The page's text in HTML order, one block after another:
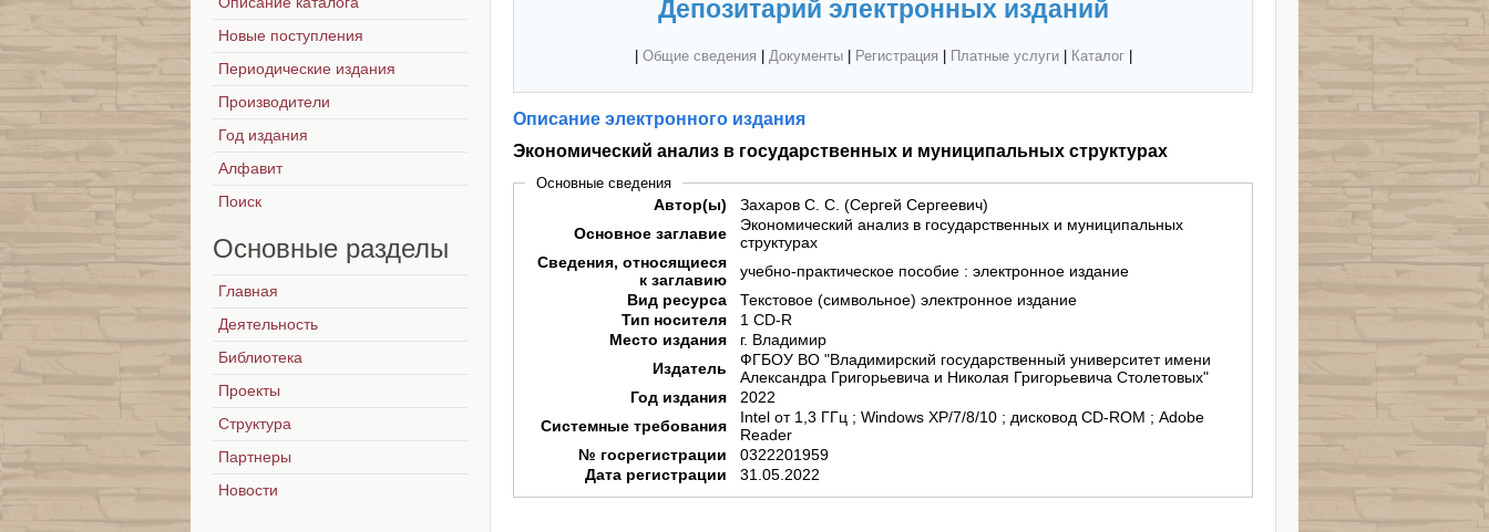
Депозитарий электронных изданий
Общие сведения Документы| Регистрация Платные услуги| Каталог|
Описание электронного издания
Экономический анализ в государственных и муниципальных структурах
Основные сведения
Автор(ы)
Захаров С. С. (Сергей Сергеевич)
Основное заглавие
Экономический анализ в государственных и муниципальных
структурах
Сведения, относящиеся
к заглавию
учебно-практическое пособие : электронное издание
Вид ресурса
Текстовое (символьное) электронное издание
Тип носителя
1 CD-R
Место издания
г. Владимир
Издатель
ФГБОУ ВО "Владимирский государственный университет имени
Александра Григорьевича и Николая Григорьевича Столетовых"
Год издания
2022
Системные требования
Intel от 1,3 ГГц ; Windows XP/7/8/10 ; дисковод СD-ROM ; Adobe
Reader
№ госрегистрации
0322201959
Дата регистрации
31.05.2022
Новые поступления
Периодические издания
Производители
Год издания
Алфавит
Поиск
Основные разделы
Главная
Деятельность
Библиотека
Проекты
Структура
Партнеры
Новости